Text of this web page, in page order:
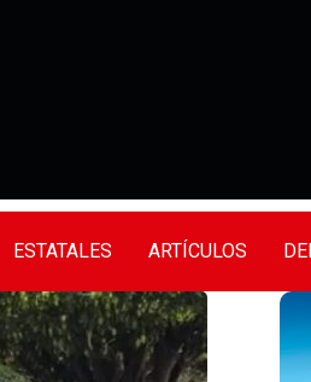
ESTATALES ARTÍCULOS